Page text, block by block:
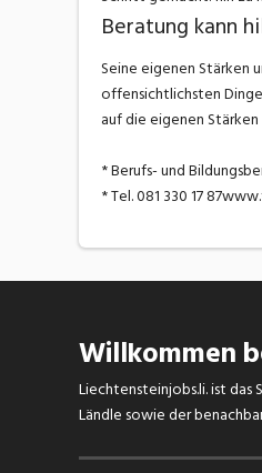
Beratung kann
Seine eigenen Stärken
offensichtlichsten
auf die eigenen
* Berufs- und
* Tel. 081 330 17
Willkommen
Liechtensteinjobs.li. ist
Ländle sowie der